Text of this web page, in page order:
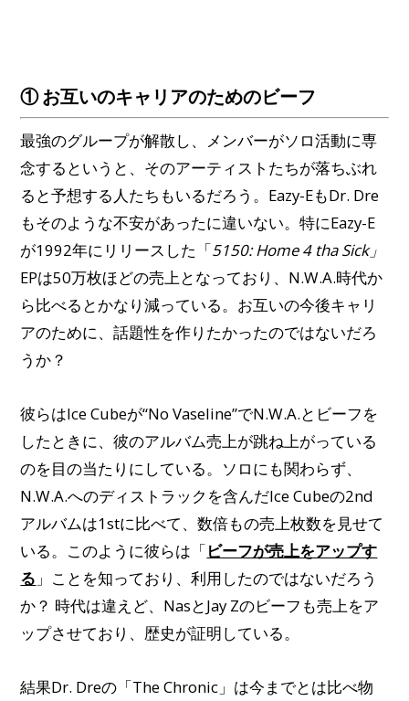
① お互いのキャリアのためのビーフ
最強のグループが解散し、メンバーがソロ活動に専
念するというと、そのアーティストたちが落ちぶれ
ると予想する人たちもいるだろう。Eazy-EもDr. Dre
もそのような不安があったに違いない。特にEazy-E
が1992年にリリースした「5150: Home 4 tha Sick」
EPは50万枚ほどの売上となっており、N.W.A.時代か
ら比べるとかなり減っている。お互いの今後キャリ
アのために、話題性を作りたかったのではないだろ
うか？
彼らはIce Cubeが“No Vaseline”でN.W.A.とビーフを
したときに、彼のアルバム売上が跳ね上がっている
のを目の当たりにしている。ソロにも関わらず、
N.W.A.へのディストラックを含んだIce Cubeの2nd
アルバムは1stに比べて、数倍もの売上枚数を見せて
いる。このように彼らは「ビーフが売上をアップす
る 」ことを知っており、利用したのではないだろう
か？ 時代は違えど、NasとJay Zのビーフも売上をア
ップさせており、歴史が証明している。
結果Dr. Dreの「The Chronic」は今までとは比べ物